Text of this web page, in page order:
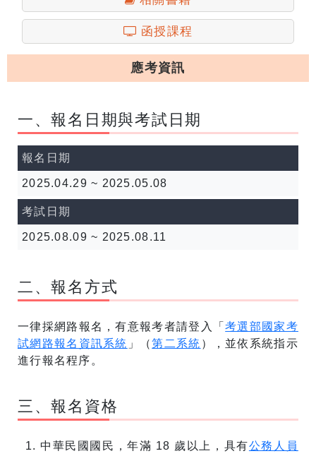
函授課程
應考資訊
一、報名日期與考試日期
報名日期
2025.04.29 ~ 2025.05.08
考試日期
2025.08.09 ~ 2025.08.11
二、報名方式
一律採網路報名，有意報考者請登入「考選部國家考
試網路報名資訊系統 」（第二系統 ），並依系統指示
進行報名程序。
三、報名資格
中華民國國民，年滿 18 歲以上，具有公務人員